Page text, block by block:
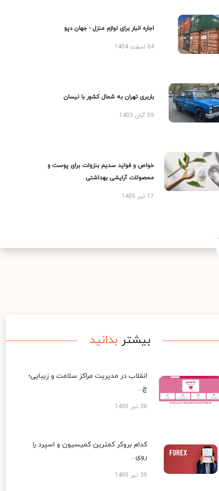
اجاره انبار برای لوازم منزل - جهان دپو
04 اسفند 1404
باربری تهران به شمال کشور با نیسان
09 آبان 1403
خواص و فواید سدیم بنزوات برای پوست و
محصولات آرایشی بهداشتی
17 تیر 1405
بیشتر بدانید
انقلاب در مدیریت مراکز سلامت و زیبایی؛
چ...
30 تیر 1405
کدام بروکر کمترین کمیسیون و اسپرد را
روی...
30 تیر 1405